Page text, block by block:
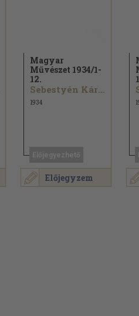
Előjegyzem
Magyar
Művészet 1934/1-
12.
Sebestyén Károly...
1934